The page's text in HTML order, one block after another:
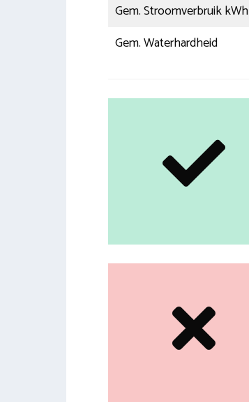
Gem. Stroomverbruik kWh
Gem. Waterhardheid